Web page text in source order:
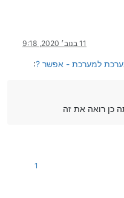
11 בנוב׳ 2020, 9:18
למערכת - אפשר ?:
1